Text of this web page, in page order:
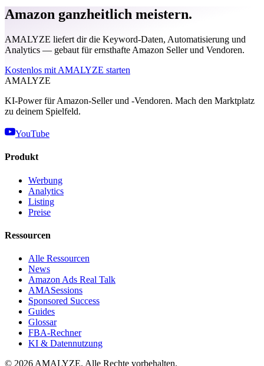
Amazon ganzheitlich meistern.
AMALYZE liefert dir die Keyword-Daten, Automatisierung und
Analytics — gebaut für ernsthafte Amazon Seller und Vendoren.
Kostenlos mit AMALYZE starten
AMALYZE
KI-Power für Amazon-Seller und -Vendoren. Mach den Marktplatz
zu deinem Spielfeld.
YouTube
Produkt
Werbung
Analytics
Listing
Preise
Ressourcen
Alle Ressourcen
News
Amazon Ads Real Talk
AMASessions
Sponsored Success
Guides
Glossar
FBA-Rechner
KI & Datennutzung
© 2026 AMALYZE. Alle Rechte vorbehalten.